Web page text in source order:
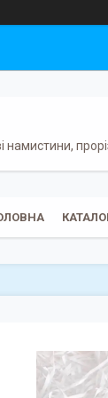
намистини,